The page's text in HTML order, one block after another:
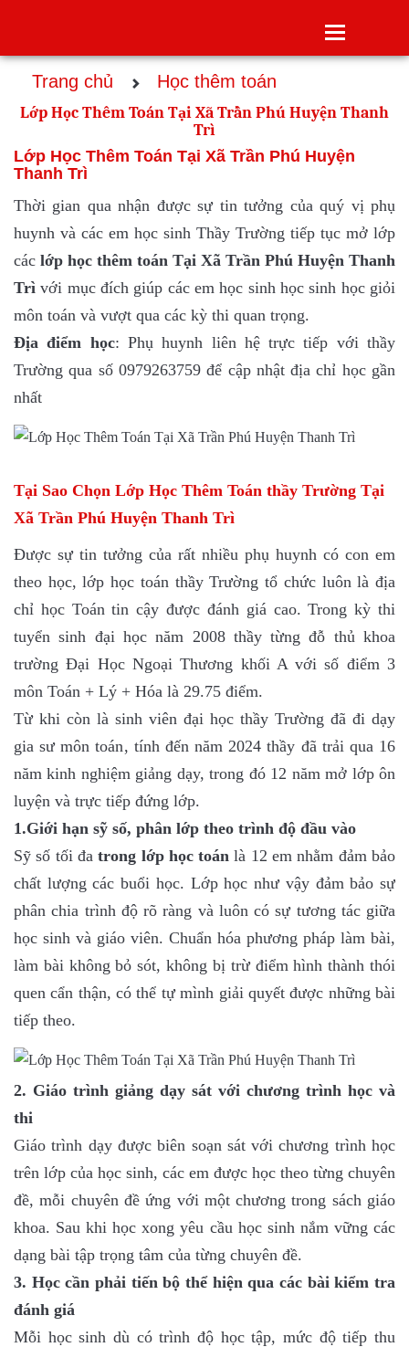
Toggle
Trang chủ
Học thêm toán
Lớp Học Thêm Toán Tại Xã Trần Phú Huyện Thanh
Trì
Lớp Học Thêm Toán Tại Xã Trần Phú Huyện
Thanh Trì
Thời gian qua nhận được sự tin tưởng của quý vị phụ
huynh và các em học sinh Thầy Trường tiếp tục mở lớp
các lớp học thêm toán Tại Xã Trần Phú Huyện Thanh
Trìvới mục đích giúp các em học sinh học sinh học giỏi
môn toán và vượt qua các kỳ thi quan trọng.
Địa điểm học: Phụ huynh liên hệ trực tiếp với thầy
Trường qua số 0979263759 để cập nhật địa chỉ học gần
nhất
Tại Sao Chọn Lớp Học Thêm Toán thầy Trường Tại
Xã Trần Phú Huyện Thanh Trì
Được sự tin tưởng của rất nhiều phụ huynh có con em
theo học, lớp học toán thầy Trường tổ chức luôn là địa
chỉ học Toán tin cậy được đánh giá cao. Trong kỳ thi
tuyển sinh đại học năm 2008 thầy từng đỗ thủ khoa
trường Đại Học Ngoại Thương khối A với số điểm 3
môn Toán + Lý + Hóa là 29.75 điểm.
Từ khi còn là sinh viên đại học thầy Trường đã đi dạy
gia sư môn toán, tính đến năm 2024 thầy đã trải qua 16
năm kinh nghiệm giảng dạy, trong đó 12 năm mở lớp ôn
luyện và trực tiếp đứng lớp.
1.Giới hạn sỹ số, phân lớp theo trình độ đầu vào
Sỹ số tối đatrong lớp học toánlà 12 em nhằm đảm bảo
chất lượng các buổi học. Lớp học như vậy đảm bảo sự
phân chia trình độ rõ ràng và luôn có sự tương tác giữa
học sinh và giáo viên. Chuẩn hóa phương pháp làm bài,
làm bài không bỏ sót, không bị trừ điểm hình thành thói
quen cẩn thận, có thể tự mình giải quyết được những bài
tiếp theo.
2. Giáo trình giảng dạy sát với chương trình học và
thi
Giáo trình dạy được biên soạn sát với chương trình học
trên lớp của học sinh, các em được học theo từng chuyên
đề, mỗi chuyên đề ứng với một chương trong sách giáo
khoa. Sau khi học xong yêu cầu học sinh nắm vững các
dạng bài tập trọng tâm của từng chuyên đề.
3. Học cần phải tiến bộ thể hiện qua các bài kiểm tra
đánh giá
Mỗi học sinh dù có trình độ học tập, mức độ tiếp thu